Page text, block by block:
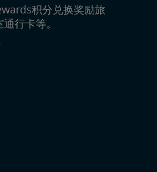
积分兑换奖励旅
行卡等。